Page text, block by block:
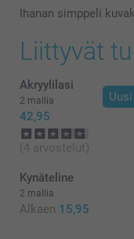
Ihanan simppeli
Liittyvät
Akryylilasi
2 mallia
42,95
(4 arvostelut)
Kynäteline
2 mallia
Alkaen 15,95